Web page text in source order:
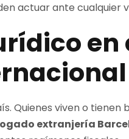
actuar ante cualquier
Quienes viven o tienen
extranjería